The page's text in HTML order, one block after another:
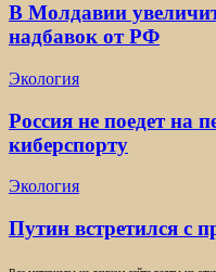
В Молдавии
надбавок от РФ
Экология
Россия не поедет на
киберспорту
Экология
Путин встретился с